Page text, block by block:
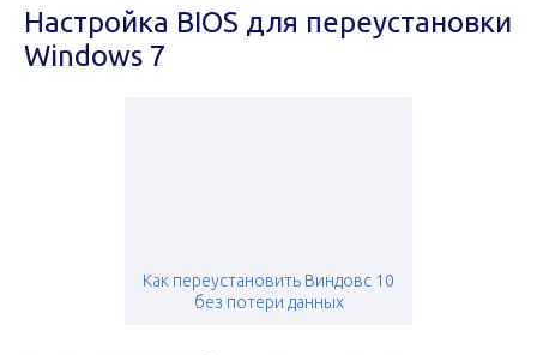
Настройка BIOS для переустановки
Windows 7
Как переустановить Виндовс 10
без потери данных